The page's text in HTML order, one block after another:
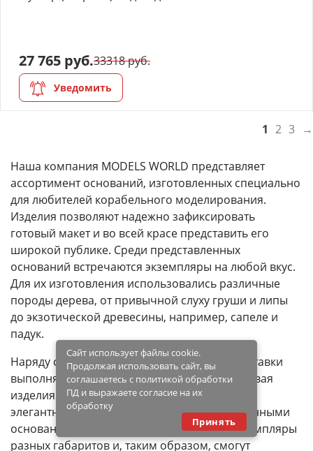
27 765 руб.33318 руб.
Уведомить
1 2 3 →
Наша компания MODELS WORLD представляет
ассортимент оснований, изготовленных специально
для любителей корабельного моделирования.
Изделия позволяют надежно зафиксировать
готовый макет и во всей красе представить его
широкой публике. Среди представленных
оснований встречаются экземпляры на любой вкус.
Для их изготовления использовались различные
породы дерева, от привычной слуху груши и липы
до экзотической древесины, например, сапеле и
падук.
Наряду с основным предназначением, подставки
выполняют и декоративную функцию, придавая
изделиям элементы лоска, благородства и
элегантности. Ознакомившись с представленными
основаниями, авторы найдут среди них экземпляры
разных габаритов и, таким образом, смогут
Сайт использует файлы cookie.
Продолжая использовать сайт, вы
соглашаетесь с политикой обработки
ПД и выражаете согласие на их
обработку
Принять